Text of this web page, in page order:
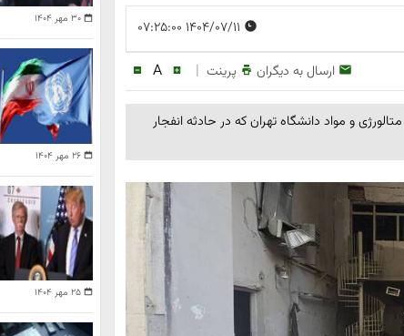
ارسال به دیگران پرینت |
A
و مواد دانشگاه تهران که در حادثه انفجار
۳۰ مهر ۱۴۰۴
۲۶ مهر ۱۴۰۴
۲۵ مهر ۱۴۰۴